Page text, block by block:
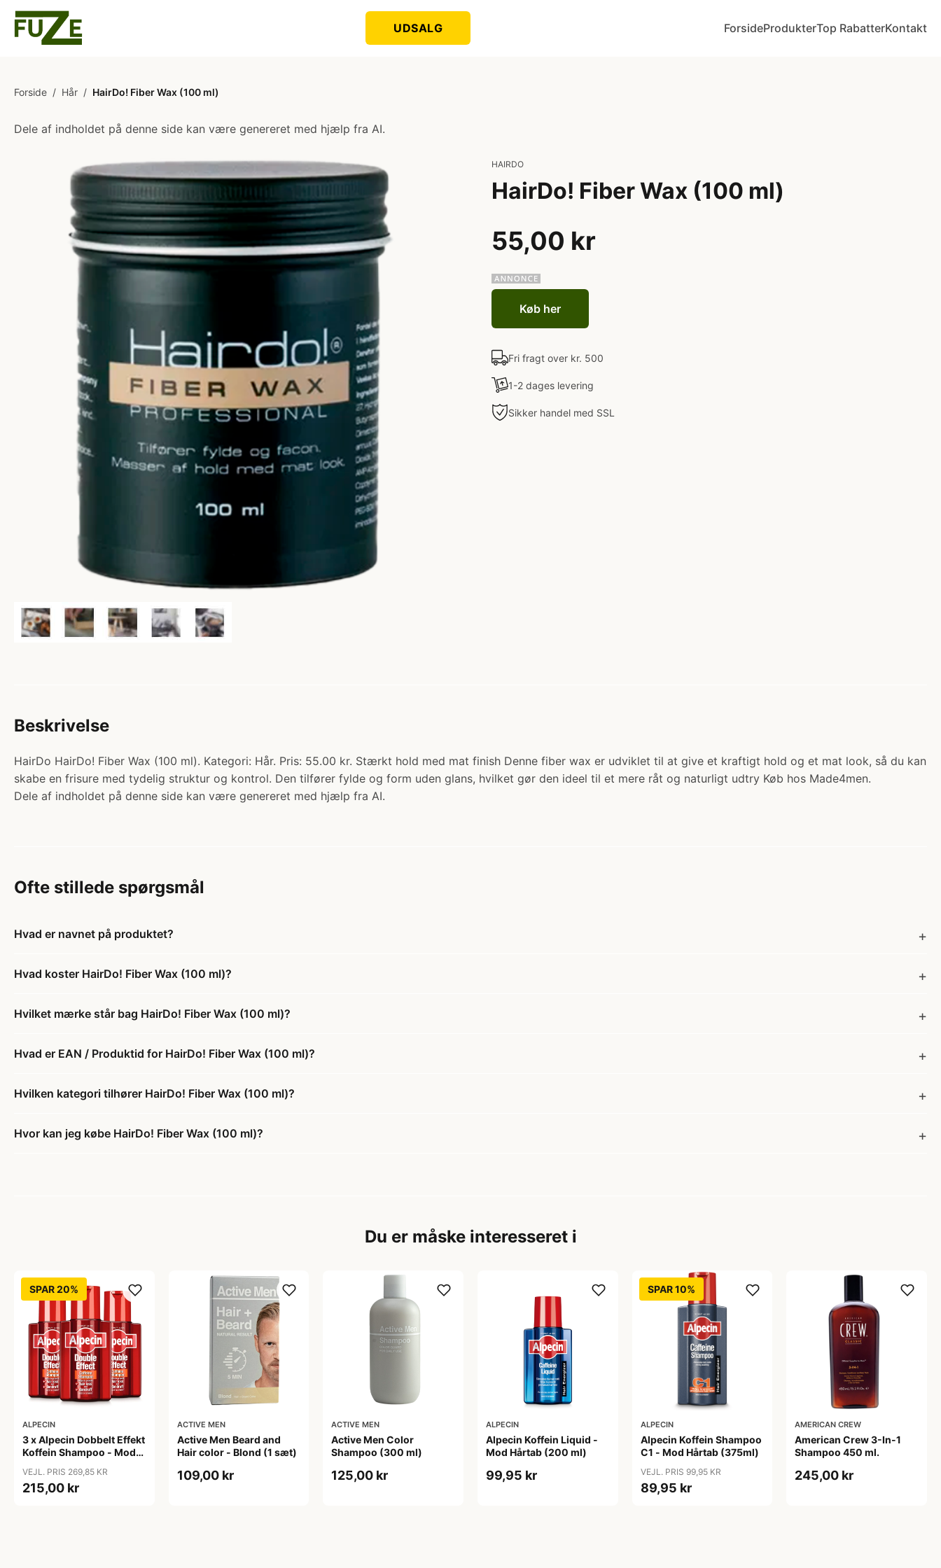
UDSALG ForsideProdukterTop RabatterKontakt
Forside / Hår / HairDo! Fiber Wax (100 ml)
Dele af indholdet på denne side kan være genereret med hjælp fra AI.
HAIRDO
HairDo! Fiber Wax (100 ml)
55,00 kr
Køb her
Fri fragt over kr. 500
1-2 dages levering
Sikker handel med SSL
Beskrivelse
HairDo HairDo! Fiber Wax (100 ml). Kategori: Hår. Pris: 55.00 kr. Stærkt hold med mat finish Denne fiber wax er udviklet til at give et kraftigt hold og et mat look, så du kan
skabe en frisure med tydelig struktur og kontrol. Den tilfører fylde og form uden glans, hvilket gør den ideel til et mere råt og naturligt udtry Køb hos Made4men.
Dele af indholdet på denne side kan være genereret med hjælp fra AI.
Ofte stillede spørgsmål
Hvad er navnet på produktet?
Hvad koster HairDo! Fiber Wax (100 ml)?
Hvilket mærke står bag HairDo! Fiber Wax (100 ml)?
Hvad er EAN / Produktid for HairDo! Fiber Wax (100 ml)?
Hvilken kategori tilhører HairDo! Fiber Wax (100 ml)?
Hvor kan jeg købe HairDo! Fiber Wax (100 ml)?
Du er måske interesseret i
SPAR 20%
ALPECIN
3 x Alpecin Dobbelt Effekt
Koffein Shampoo - Mod
VEJL. PRIS 269,85 KR
215,00 kr
ACTIVE MEN
Active Men Beard and
Hair color - Blond (1 sæt)
109,00 kr
ACTIVE MEN
Active Men Color
Shampoo (300 ml)
125,00 kr
ALPECIN
Alpecin Koffein Liquid -
Mod Hårtab (200 ml)
99,95 kr
SPAR 10%
ALPECIN
Alpecin Koffein Shampoo
C1 - Mod Hårtab (375ml)
VEJL. PRIS 99,95 KR
89,95 kr
AMERICAN CREW
American Crew 3-In-1
Shampoo 450 ml.
245,00 kr